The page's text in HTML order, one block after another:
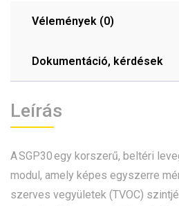
Vélemények (0)
Dokumentáció, kérdések
Leírás
A SGP30 egy korszerű, beltéri
modul, amely képes egyszerre
szerves vegyületek (TVOC)